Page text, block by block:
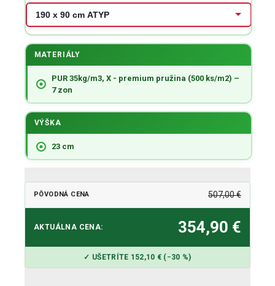
MATERIÁLY
PUR 35kg/m3, X - premium pružina (500 ks/m2) –
7 zon
VÝŠKA
23 cm
PÔVODNÁ CENA 507,00 €
AKTUÁLNA CENA: 354,90 €
✓ UŠETRÍTE 152,10 € (−30 %)